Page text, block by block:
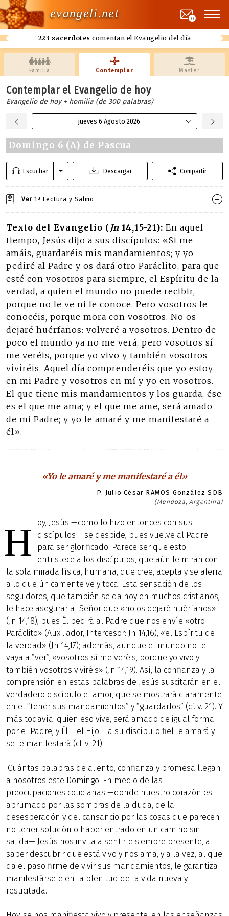
evangeli.net
223 sacerdotes comentan el Evangelio del día
0
Familia Contemplar Master
Contemplar el Evangelio de hoy
Evangelio de hoy + homilia (de 300 palabras)
jueves 6 Agosto 2026
Domingo 6 (A) de Pascua
Escuchar Descargar Compartir
Ver 1ª Lectura y Salmo
Texto del Evangelio ( Jn 14,15-21): En aquel
tiempo, Jesús dijo a sus discípulos: «Si me
amáis, guardaréis mis mandamientos; y yo
pediré al Padre y os dará otro Paráclito, para que
esté con vosotros para siempre, el Espíritu de la
verdad, a quien el mundo no puede recibir,
porque no le ve ni le conoce. Pero vosotros le
conocéis, porque mora con vosotros. No os
dejaré huérfanos: volveré a vosotros. Dentro de
poco el mundo ya no me verá, pero vosotros sí
me veréis, porque yo vivo y también vosotros
viviréis. Aquel día comprenderéis que yo estoy
en mi Padre y vosotros en mí y yo en vosotros.
El que tiene mis mandamientos y los guarda, ése
es el que me ama; y el que me ame, será amado
de mi Padre; y yo le amaré y me manifestaré a
él».
«Yo le amaré y me manifestaré a él»
P. Julio César RAMOS González SDB
(Mendoza, Argentina)
H
oy, Jesús —como lo hizo entonces con sus
discípulos— se despide, pues vuelve al Padre
para ser glorificado. Parece ser que esto
entristece a los discípulos, que aún le miran con
la sola mirada física, humana, que cree, acepta y se aferra
a lo que únicamente ve y toca. Esta sensación de los
seguidores, que también se da hoy en muchos cristianos,
le hace asegurar al Señor que «no os dejaré huérfanos»
(Jn 14,18), pues Él pedirá al Padre que nos envíe «otro
Paráclito» (Auxiliador, Intercesor: Jn 14,16), «el Espíritu de
la verdad» (Jn 14,17); además, aunque el mundo no le
vaya a “ver”, «vosotros sí me veréis, porque yo vivo y
también vosotros viviréis» (Jn 14,19). Así, la confianza y la
comprensión en estas palabras de Jesús suscitarán en el
verdadero discípulo el amor, que se mostrará claramente
en el “tener sus mandamientos” y “guardarlos” (cf. v. 21). Y
más todavía: quien eso vive, será amado de igual forma
por el Padre, y Él —el Hijo— a su discípulo fiel le amará y
se le manifestará (cf. v. 21).
¡Cuántas palabras de aliento, confianza y promesa llegan
a nosotros este Domingo! En medio de las
preocupaciones cotidianas —donde nuestro corazón es
abrumado por las sombras de la duda, de la
desesperación y del cansancio por las cosas que parecen
no tener solución o haber entrado en un camino sin
salida— Jesús nos invita a sentirle siempre presente, a
saber descubrir que está vivo y nos ama, y a la vez, al que
da el paso firme de vivir sus mandamientos, le garantiza
manifestársele en la plenitud de la vida nueva y
resucitada.